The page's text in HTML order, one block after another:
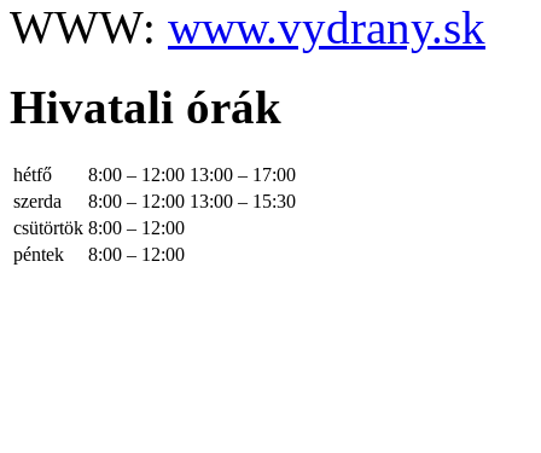
WWW: www.vydrany.sk
Hivatali órák
hétfő 8:00 – 12:00 13:00 – 17:00
szerda
8:00 – 12:00 13:00 – 15:30
csütörtök 8:00 – 12:00
péntek
8:00 – 12:00